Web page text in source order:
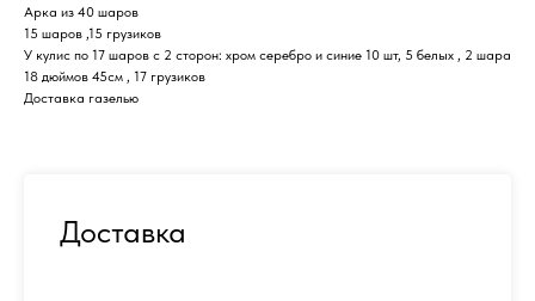
Арка из 40 шаров
15 шаров ,15 грузиков
У кулис по 17 шаров с 2 сторон: хром серебро и синие 10 шт, 5 белых , 2 шара
18 дюймов 45см , 17 грузиков
Доставка газелью
Доставка